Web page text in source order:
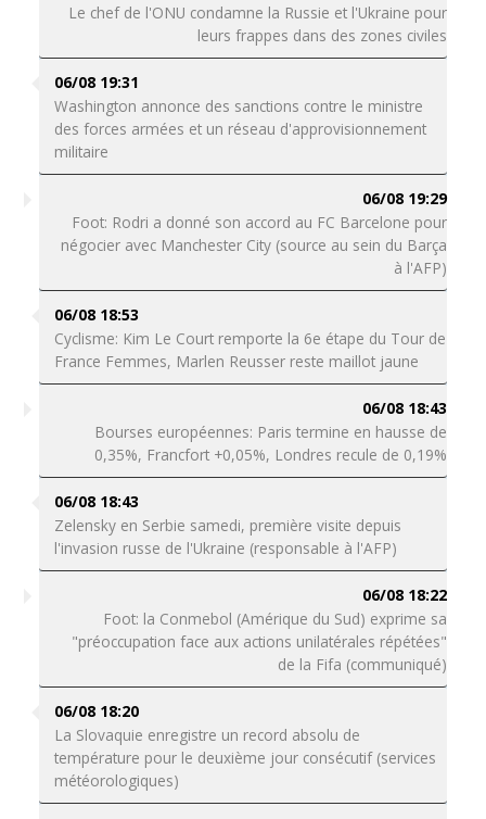
Le chef de l'ONU condamne la Russie et l'Ukraine pour
leurs frappes dans des zones civiles
06/08 19:31
Washington annonce des sanctions contre le ministre
des forces armées et un réseau d'approvisionnement
militaire
06/08 19:29
Foot: Rodri a donné son accord au FC Barcelone pour
négocier avec Manchester City (source au sein du Barça
à l'AFP)
06/08 18:53
Cyclisme: Kim Le Court remporte la 6e étape du Tour de
France Femmes, Marlen Reusser reste maillot jaune
06/08 18:43
Bourses européennes: Paris termine en hausse de
0,35%, Francfort +0,05%, Londres recule de 0,19%
06/08 18:43
Zelensky en Serbie samedi, première visite depuis
l'invasion russe de l'Ukraine (responsable à l'AFP)
06/08 18:22
Foot: la Conmebol (Amérique du Sud) exprime sa
"préoccupation face aux actions unilatérales répétées"
de la Fifa (communiqué)
06/08 18:20
La Slovaquie enregistre un record absolu de
température pour le deuxième jour consécutif (services
météorologiques)